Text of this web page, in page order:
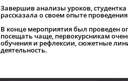
Завершив анализы уроков,
рассказала о своем опыте
В конце мероприятия был проведен
посещать чаще, первокурсникам
обучения и рефлексии, сюжетные
деятельность.